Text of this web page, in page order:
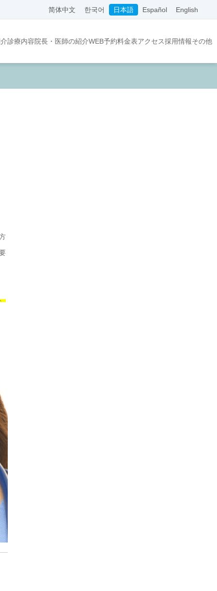
简体中文 한국어 日本語 Español English
診療内容院長・医師の紹介WEB予約料金表アクセス採用情報その他